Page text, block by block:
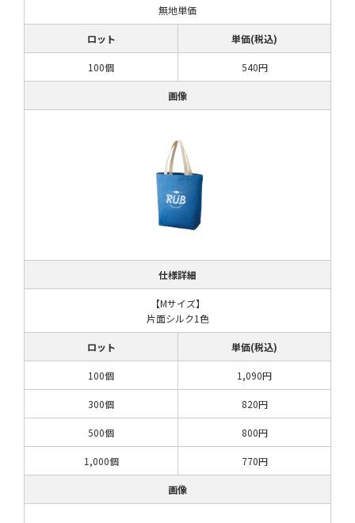
無地単価
ロット 単価(税込)
100個 540円
画像
仕様詳細
【Mサイズ】
片面シルク1色
ロット 単価(税込)
100個 1,090円
300個 820円
500個 800円
1,000個 770円
画像